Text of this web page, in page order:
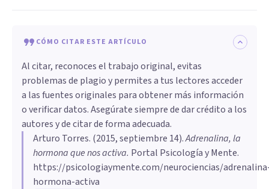
CÓMO CITAR ESTE ARTÍCULO
Al citar, reconoces el trabajo original, evitas
problemas de plagio y permites a tus lectores acceder
a las fuentes originales para obtener más información
o verificar datos. Asegúrate siempre de dar crédito a los
autores y de citar de forma adecuada.
Arturo Torres. (2015, septiembre 14).Adrenalina, la
hormona que nos activa. Portal Psicología y Mente.
https://psicologiaymente.com/neurociencias/
hormona-activa